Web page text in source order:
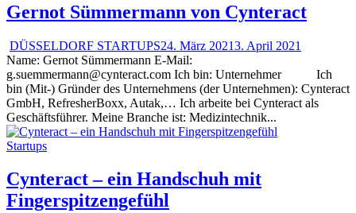
Gernot Sümmermann von Cynteract
DÜSSELDORF STARTUPS24. März 20213. April 2021
Name: Gernot Sümmermann E-Mail:
g.suemmermann@cynteract.com Ich bin: Unternehmer Ich
bin (Mit-) Gründer des Unternehmens (der Unternehmen): Cynteract
GmbH, RefresherBoxx, Autak,… Ich arbeite bei Cynteract als
Geschäftsführer. Meine Branche ist: Medizintechnik...
Startups
Cynteract – ein Handschuh mit
Fingerspitzengefühl